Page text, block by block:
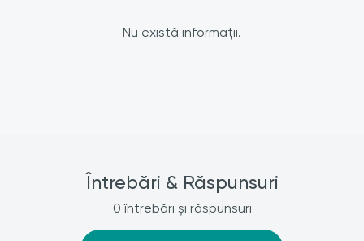
Nu există informații.
Întrebări & Răspunsuri
0 întrebări și răspunsuri